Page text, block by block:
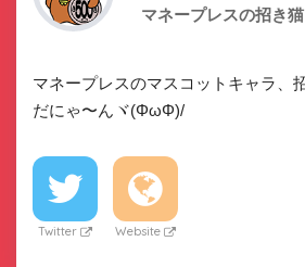
マネープレスの招き猫
マネープレスのマスコットキャラ、
だにゃ〜んヾ(ΦωΦ)/
Twitter Website